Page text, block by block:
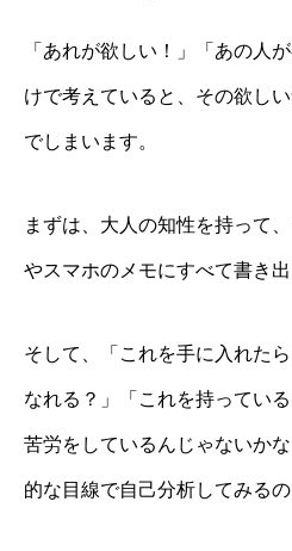
「あれが欲しい！」「あの人
けで考えていると、その欲し
でしまいます。
まずは、大人の知性を持って
やスマホのメモにすべて書き出
そして、「これを手に入れた
なれる？」「これを持ってい
苦労をしているんじゃないか
的な目線で自己分析してみるの